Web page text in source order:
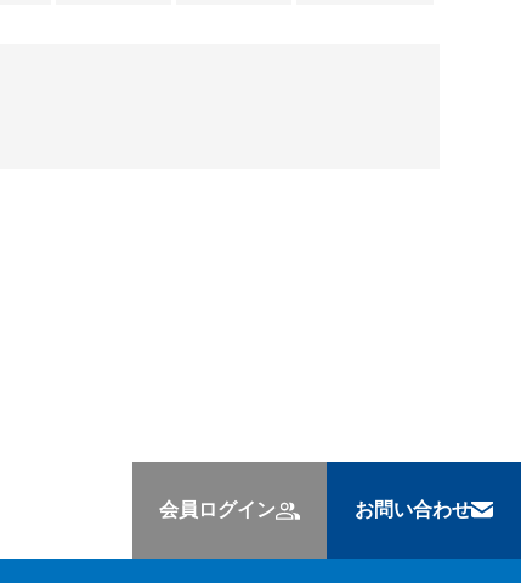
会員ログイン お問い合わせ